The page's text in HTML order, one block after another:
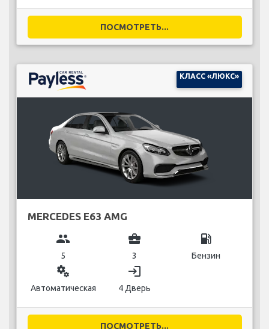
ПОСМОТРЕТЬ...
КЛАСС «ЛЮКС»
MERCEDES E63 AMG
group
5
business_center
3
local_gas_station
Бензин
miscellaneous_services
Автоматическая
login
4 Дверь
ПОСМОТРЕТЬ...